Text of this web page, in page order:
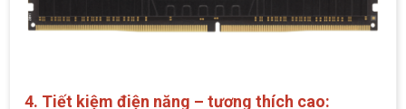
4. Tiết kiệm điện năng – tương thích cao: